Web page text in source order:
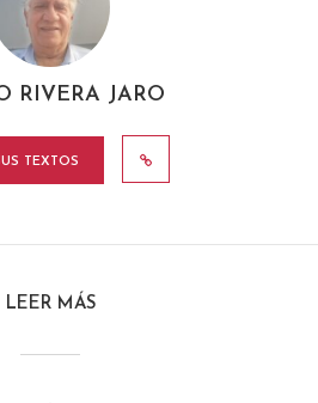
RIVERA JARO
TEXTOS
LEER MÁS